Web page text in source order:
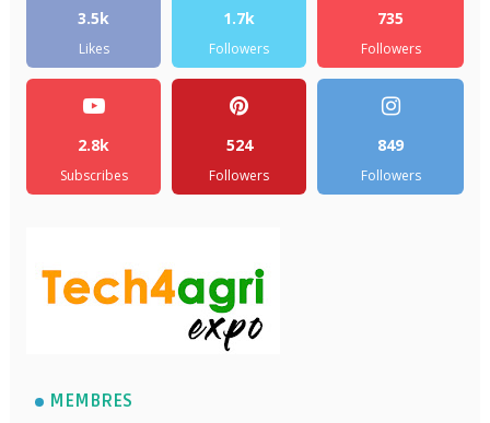
3.5k
Likes
1.7k
Followers
735
Followers
2.8k
Subscribes
524
Followers
849
Followers
MEMBRES